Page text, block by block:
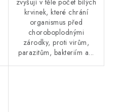
zvyšují v těle počet bílých
krvinek, které chrání
organismus před
choroboplodnými
zárodky, proti virům,
parazitům, bakteriím a...